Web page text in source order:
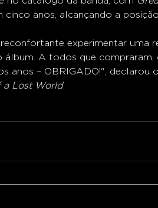
anos, alcançando a
experimentar uma
A todos que compraram,
anos – OBRIGADO!", declarou
a Lost World.